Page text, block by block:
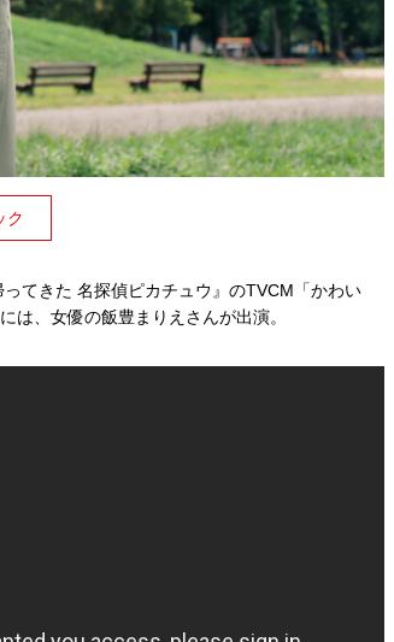
ク
てきた 名探偵ピカチュウ』のTVCM「かわい
は、女優の飯豊まりえさんが出演。